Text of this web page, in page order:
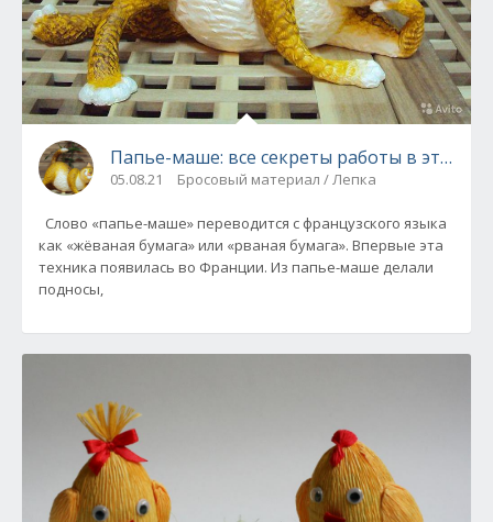
Папье-маше: все секреты работы в этой
05.08.21 Бросовый материал / Лепка
Слово «папье-маше» переводится с французского языка
как «жёваная бумага» или «рваная бумага». Впервые эта
техника появилась во Франции. Из папье-маше делали
подносы,